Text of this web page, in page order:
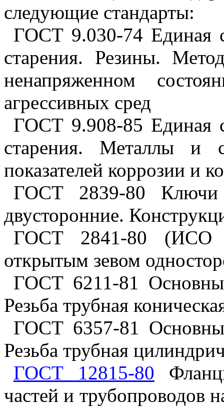
следующие стандарты:
ГОСТ 9.030-74 Единая
старения. Резины.
ненапряженном
агрессивных сред
ГОСТ 9.908-85 Единая
старения. Металлы и
показателей коррозии и
ГОСТ 2839-80 Ключи
двусторонние.
ГОСТ 2841-80 (ИСО
открытым зевом
ГОСТ 6211-81
Резьба трубная
ГОСТ 6357-81
Резьба трубная
ГОСТ 12815-80
частей и трубопроводов